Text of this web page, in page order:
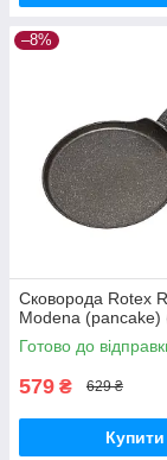
–8%
Сковорода Rotex
Modena (pancake)
Готово до
579 ₴ 629 ₴
Купити